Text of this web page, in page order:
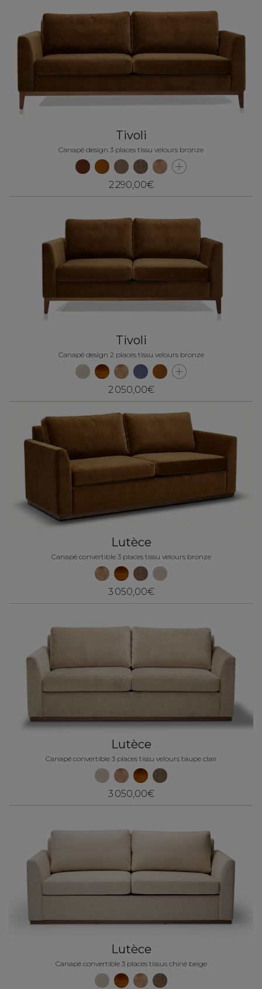
Tivoli
Canapé design 3 places tissu velours bronze
2 290,00€
Tivoli
Canapé design 2 places tissu velours bronze
2 050,00€
Lutèce
Canapé convertible 3 places tissu velours bronze
3 050,00€
Lutèce
Canapé convertible 3 places tissu velours taupe clair
3 050,00€
Lutèce
Canapé convertible 3 places tissus chiné beige